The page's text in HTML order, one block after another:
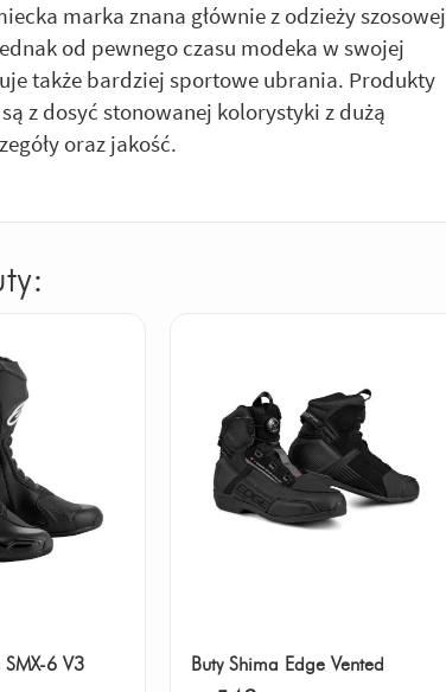
marka znana głównie z odzieży szosowej
od pewnego czasu modeka w swojej
także bardziej sportowe ubrania. Produkty
z dosyć stonowanej kolorystyki z dużą
oraz jakość.
SMX-6 V3 Buty Shima Edge Vented